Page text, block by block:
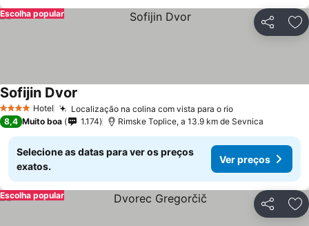
Partilhar
Escolha popular
4 EstrelasHotel Localização na colina com vista para o rio
Sofijin Dvor
8,4 Muito boa 1.174 Rimske Toplice, a 13.9 km de Sevnica
Selecione as datas para ver os preços
exatos.
Ver preços
Partilhar
Escolha popular